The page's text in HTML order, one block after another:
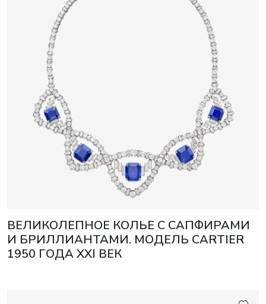
ВЕЛИКОЛЕПНОЕ КОЛЬЕ С САПФИРАМИ
И БРИЛЛИАНТАМИ. МОДЕЛЬ CARTIER
1950 ГОДА XXI ВЕК